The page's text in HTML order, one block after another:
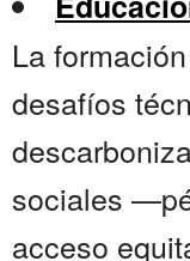
La
desafíos
sociales
acceso